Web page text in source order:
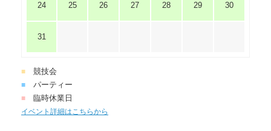
24 25 26 27 28 29 30
31
■ 競技会
■ パーティー
■ 臨時休業日
イベント詳細はこちらから